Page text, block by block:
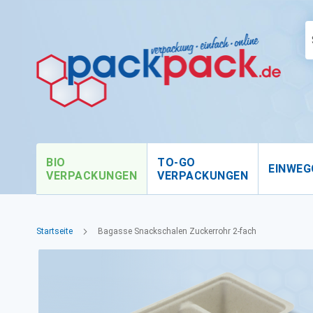
BIO
VERPACKUNGEN
TO-GO
VERPACKUNGEN
Startseite Bagasse Snackschalen Zuckerrohr 2-fach